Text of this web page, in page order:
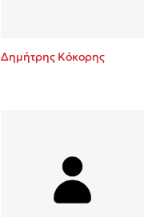
Δημήτρης Κόκορης